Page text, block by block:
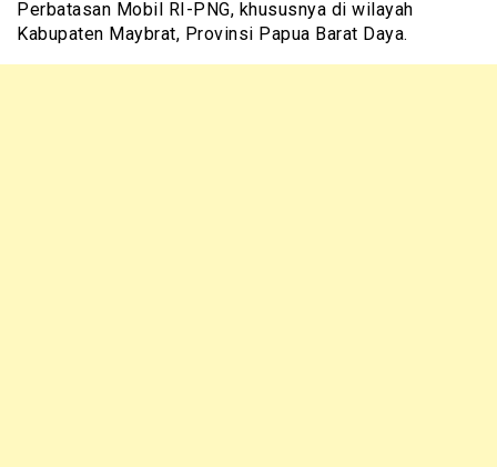
Perbatasan Mobil RI-PNG, khususnya di wilayah
Kabupaten Maybrat, Provinsi Papua Barat Daya.